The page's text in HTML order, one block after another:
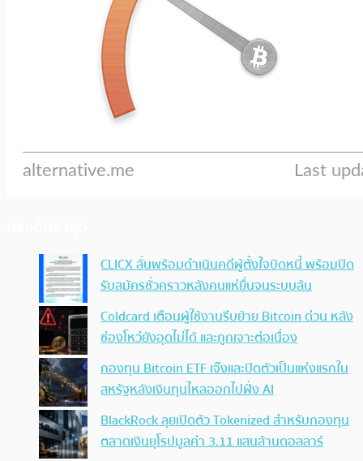
CLICX ลั่นพร้อมดำเนินคดีผู้ตั้งใจบิดหนี้ พร้อมปิด
รับสมัครชั่วคราวหลังคนแห่ยื่นจนระบบล้น
Coldcard เตือนผู้ใช้งานรีบย้าย Bitcoin ด่วน หลัง
ช่องโหว่ยังอุดไม่ได้ และถูกเจาะต่อเนื่อง
กองทุน Bitcoin ETF เจ๊งและปิดตัวเป็นแห่งแรกใน
สหรัฐหลังเงินทุนไหลออกไปฝั่ง AI
BlackRock ลุยเปิดตัว Tokenized สำหรับกองทุน
ตลาดเงินยุโรปมูลค่า 3.11 แสนล้านดอลลาร์